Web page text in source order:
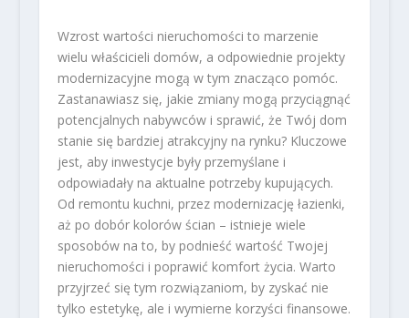
Wzrost wartości nieruchomości to marzenie
wielu właścicieli domów, a odpowiednie projekty
modernizacyjne mogą w tym znacząco pomóc.
Zastanawiasz się, jakie zmiany mogą przyciągnąć
potencjalnych nabywców i sprawić, że Twój dom
stanie się bardziej atrakcyjny na rynku? Kluczowe
jest, aby inwestycje były przemyślane i
odpowiadały na aktualne potrzeby kupujących.
Od remontu kuchni, przez modernizację łazienki,
aż po dobór kolorów ścian – istnieje wiele
sposobów na to, by podnieść wartość Twojej
nieruchomości i poprawić komfort życia. Warto
przyjrzeć się tym rozwiązaniom, by zyskać nie
tylko estetykę, ale i wymierne korzyści finansowe.